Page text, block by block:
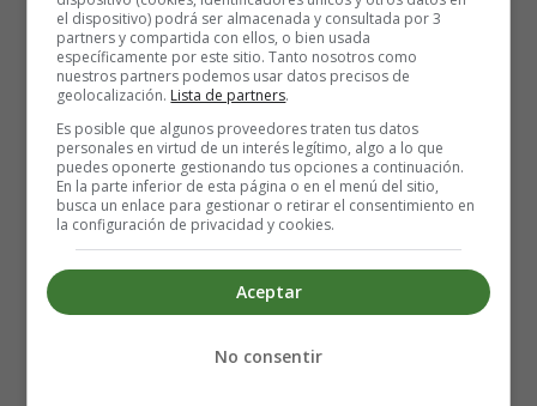
Procura que el dormitorio sea una zona libre de pantallas
o al menos asegúrate de que todas las pantallas estén
oscuras al acostarse. Y mantén tu teléfono en silencio
cuando estés en la habitación de tu hijo, o no lo lleves.
En lugar de pasar tiempo frente a la pantalla se
recomienda leerle al niño por la noche para permitir que
su cerebro descanse.
Reduce el estrés antes de ir a dormir
Otra hormona que juega un papel en el sueño es el
el dispositivo) podrá ser almacenada y consultada por 3
partners y compartida con ellos, o bien usada
específicamente por este sitio. Tanto nosotros como
nuestros partners podemos usar datos precisos de
geolocalización. Lista de partners.
Es posible que algunos proveedores traten tus datos
personales en virtud de un interés legítimo, algo a lo que
puedes oponerte gestionando tus opciones a continuación.
En la parte inferior de esta página o en el menú del sitio,
busca un enlace para gestionar o retirar el consentimiento en
la configuración de privacidad y cookies.
Aceptar
No consentir